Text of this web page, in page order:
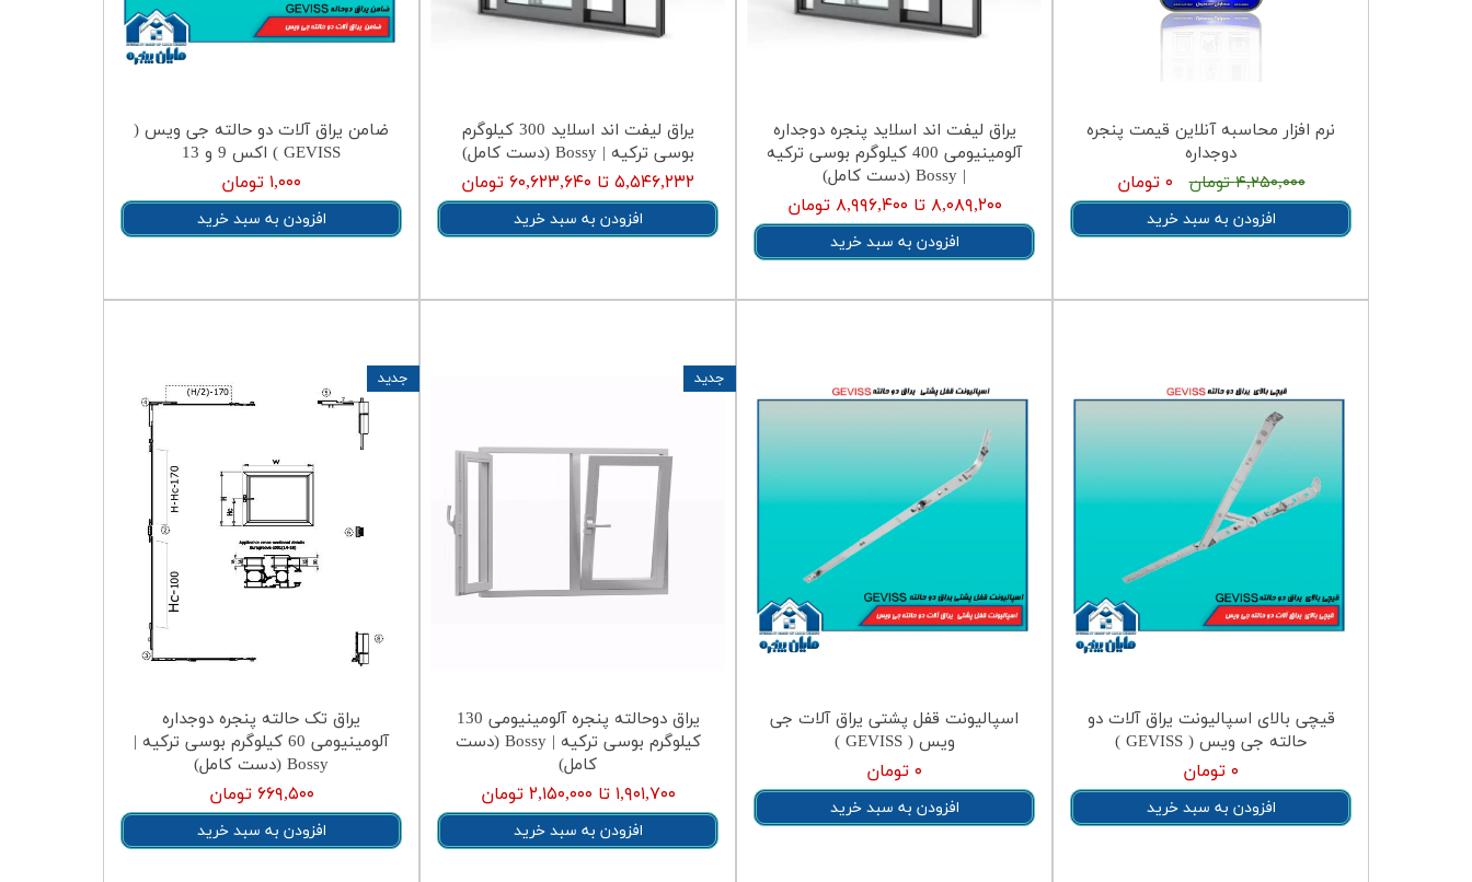
نرم افزار محاسبه آنلاین قیمت پنجره
دوجداره
۴,۲۵۰,۰۰۰ تومان
۰ تومان
افزودن به سبد خرید
یراق لیفت اند اسلاید پنجره دوجداره
آلومینیومی 400 کیلوگرم بوسی ترکیه
| Bossy (دست کامل)
۸,۰۸۹,۲۰۰ تا ۸,۹۹۶,۴۰۰ تومان
افزودن به سبد خرید
یراق لیفت اند اسلاید 300 کیلوگرم
بوسی ترکیه | Bossy (دست کامل)
۵,۵۴۶,۲۳۲ تا ۶۰,۶۲۳,۶۴۰ تومان
افزودن به سبد خرید
ضامن یراق آلات دو حالته جی ویس (
GEVISS ) اکس 9 و 13
۱,۰۰۰ تومان
افزودن به سبد خرید
قیچی بالای اسپالیونت یراق آلات دو
حالته جی ویس ( GEVISS )
۰ تومان
افزودن به سبد خرید
اسپالیونت قفل پشتی یراق آلات جی
ویس ( GEVISS )
۰ تومان
افزودن به سبد خرید
یراق دوحالته پنجره آلومینیومی 130
کیلوگرم بوسی ترکیه | Bossy (دست
کامل)
۱,۹۰۱,۷۰۰ تا ۲,۱۵۰,۰۰۰ تومان
افزودن به سبد خرید
جدید
یراق تک حالته پنجره دوجداره
آلومینیومی 60 کیلوگرم بوسی ترکیه |
Bossy (دست کامل)
۶۶۹,۵۰۰ تومان
افزودن به سبد خرید
جدید